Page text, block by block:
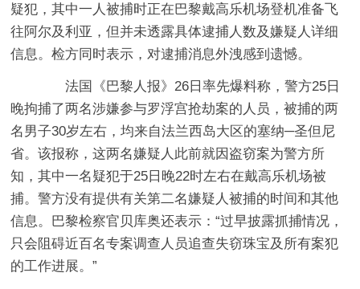
疑犯，其中一人被捕时正在巴黎戴高乐机场登机准备飞
往阿尔及利亚，但并未透露具体逮捕人数及嫌疑人详细
信息。检方同时表示，对逮捕消息外洩感到遗憾。
法国《巴黎人报》26日率先爆料称，警方25日
晚拘捕了两名涉嫌参与罗浮宫抢劫案的人员，被捕的两
名男子30岁左右，均来自法兰西岛大区的塞纳─圣但尼
省。该报称，这两名嫌疑人此前就因盗窃案为警方所
知，其中一名疑犯于25日晚22时左右在戴高乐机场被
捕。警方没有提供有关第二名嫌疑人被捕的时间和其他
信息。巴黎检察官贝库奥还表示：“过早披露抓捕情况，
只会阻碍近百名专案调查人员追查失窃珠宝及所有案犯
的工作进展。”